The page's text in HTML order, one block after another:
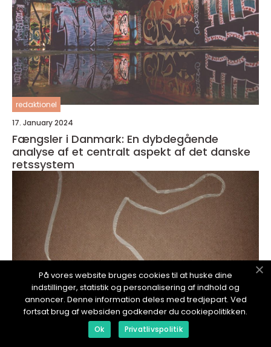
redaktionel
17. January 2024
Fængsler i Danmark: En dybdegående
analyse af et centralt aspekt af det danske
retssystem
På vores website bruges cookies til at huske dine
indstillinger, statistik og personalisering af indhold og
annoncer. Denne information deles med tredjepart. Ved
fortsat brug af websiden godkender du cookiepolitikken.
Ok Privatlivspolitik